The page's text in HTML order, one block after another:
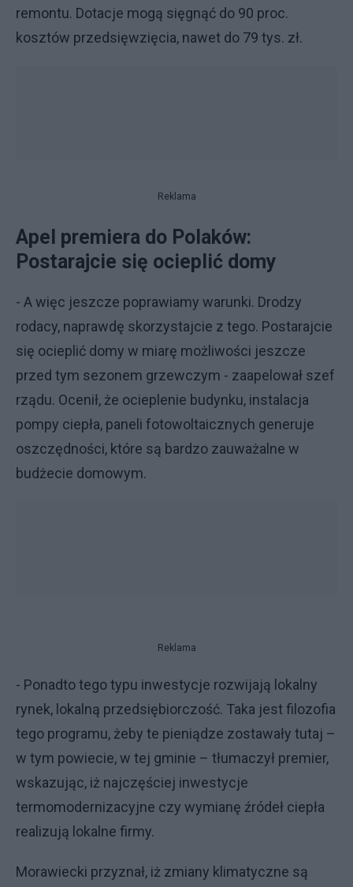
remontu. Dotacje mogą sięgnąć do 90 proc.
kosztów przedsięwzięcia, nawet do 79 tys. zł.
Reklama
Apel premiera do Polaków:
Postarajcie się ocieplić domy
- A więc jeszcze poprawiamy warunki. Drodzy
rodacy, naprawdę skorzystajcie z tego. Postarajcie
się ocieplić domy w miarę możliwości jeszcze
przed tym sezonem grzewczym - zaapelował szef
rządu. Ocenił, że ocieplenie budynku, instalacja
pompy ciepła, paneli fotowoltaicznych generuje
oszczędności, które są bardzo zauważalne w
budżecie domowym.
Reklama
- Ponadto tego typu inwestycje rozwijają lokalny
rynek, lokalną przedsiębiorczość. Taka jest filozofia
tego programu, żeby te pieniądze zostawały tutaj –
w tym powiecie, w tej gminie – tłumaczył premier,
wskazując, iż najczęściej inwestycje
termomodernizacyjne czy wymianę źródeł ciepła
realizują lokalne firmy.
Morawiecki przyznał, iż zmiany klimatyczne są